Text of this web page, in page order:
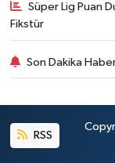
Süper Lig Puan
Fikstür
Son Dakika
RSS